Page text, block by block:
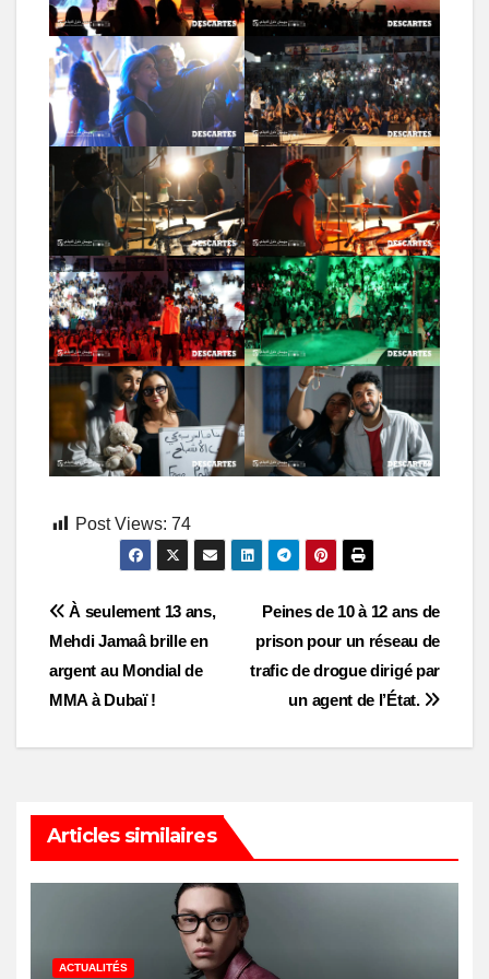
Post Views: 74
Post
navigation
Peines de 10 à 12 ans de
prison pour un réseau de
trafic de drogue dirigé par
un agent de l’État.
À seulement 13 ans,
Mehdi Jamaâ brille en
argent au Mondial de
MMA à Dubaï !
Articles similaires
ACTUALITÉS